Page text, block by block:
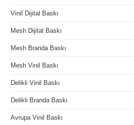
Vinil Dijital Baskı
Mesh Dijital Baskı
Mesh Branda Baskı
Mesh Vinil Baskı
Delikli Vinil Baskı
Delikli Branda Baskı
Avrupa Vinil Baskı